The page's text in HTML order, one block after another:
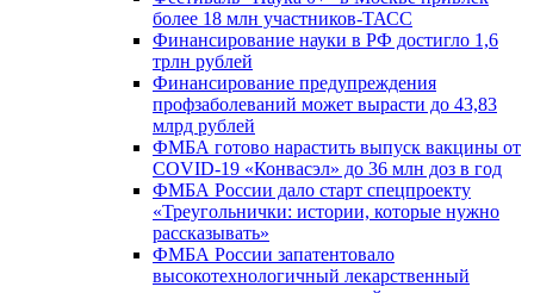
более 18 млн участников-ТАСС
Финансирование науки в РФ достигло 1,6
трлн рублей
Финансирование предупреждения
профзаболеваний может вырасти до 43,83
млрд рублей
ФМБА готово нарастить выпуск вакцины от
COVID-19 «Конвасэл» до 36 млн доз в год
ФМБА России дало старт спецпроекту
«Треугольнички: истории, которые нужно
рассказывать»
ФМБА России запатентовало
высокотехнологичный лекарственный